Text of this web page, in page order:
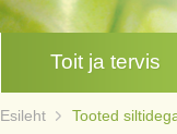
Toit ja tervis
Esileht Tooted